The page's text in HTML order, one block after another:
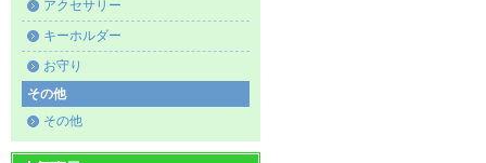
アクセサリー
キーホルダー
お守り
その他
その他